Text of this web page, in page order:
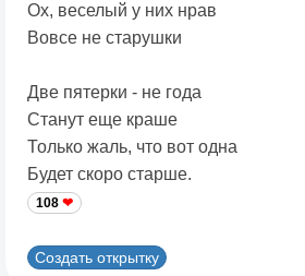
Ох, веселый у них нрав
Вовсе не старушки
Две пятерки - не года
Станут еще краше
Только жаль, что вот одна
Будет скоро старше.
108
Создать открытку